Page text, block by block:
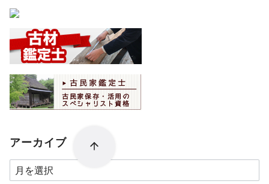
アーカイブ
ア